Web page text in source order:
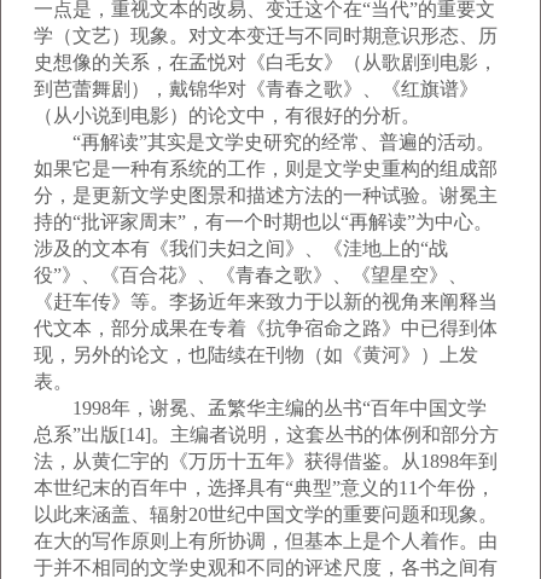
一点是，重视文本的改易、变迁这个在“当代”的重要文
学（文艺）现象。对文本变迁与不同时期意识形态、历
史想像的关系，在孟悦对《白毛女》（从歌剧到电影，
到芭蕾舞剧），戴锦华对《青春之歌》、《红旗谱》
（从小说到电影）的论文中，有很好的分析。
“再解读”其实是文学史研究的经常、普遍的活动。
如果它是一种有系统的工作，则是文学史重构的组成部
分，是更新文学史图景和描述方法的一种试验。谢冕主
持的“批评家周末”，有一个时期也以“再解读”为中心。
涉及的文本有《我们夫妇之间》、《洼地上的“战
役”》、《百合花》、《青春之歌》、《望星空》、
《赶车传》等。李扬近年来致力于以新的视角来阐释当
代文本，部分成果在专着《抗争宿命之路》中已得到体
现，另外的论文，也陆续在刊物（如《黄河》）上发
表。
1998年，谢冕、孟繁华主编的丛书“百年中国文学
总系”出版[14]。主编者说明，这套丛书的体例和部分方
法，从黄仁宇的《万历十五年》获得借鉴。从1898年到
本世纪末的百年中，选择具有“典型”意义的11个年份，
以此来涵盖、辐射20世纪中国文学的重要问题和现象。
在大的写作原则上有所协调，但基本上是个人着作。由
于并不相同的文学史观和不同的评述尺度，各书之间有